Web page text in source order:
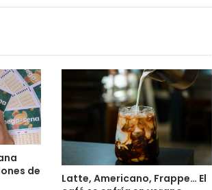
de
Latte, Americano, Frappe… El